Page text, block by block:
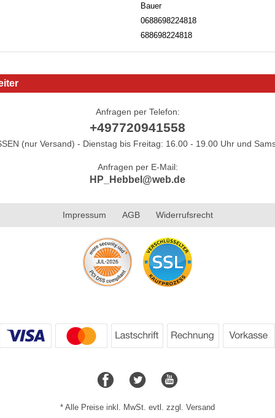
Bauer
0688698224818
688698224818
Anfragen per Telefon:
+497720941558
(nur Versand) - Dienstag bis Freitag: 16.00 - 19.00 Uhr und
Anfragen per E-Mail:
HP_Hebbel@web.de
Impressum AGB Widerrufsrecht
* Alle Preise inkl. MwSt. evtl. zzgl. Versand